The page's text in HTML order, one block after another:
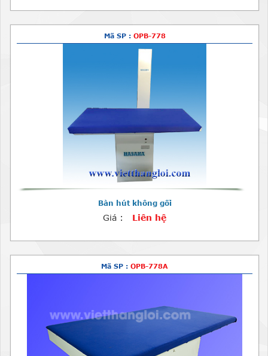
Mã SP : OPB-778
Bàn hút không gối
Giá : Liên hệ
Mã SP : OPB-778A